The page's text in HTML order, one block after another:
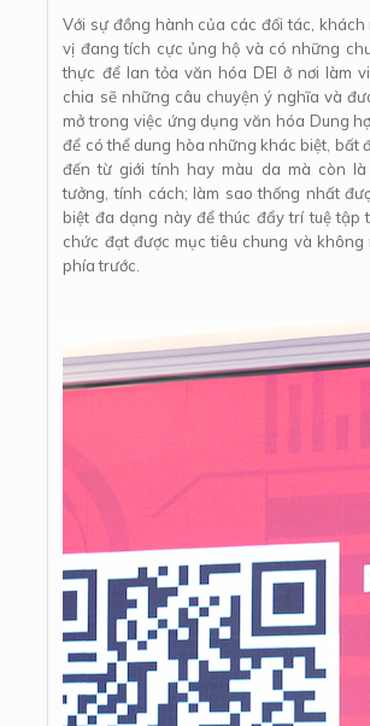
Với sự đồng hành của các đối tác, khách
vị đang tích cực ủng hộ và có những
thực để lan tỏa văn hóa DEI ở nơi làm
chia sẽ những câu chuyện ý nghĩa và
mở trong việc ứng dụng văn hóa Dung
để có thể dung hòa những khác biệt, bất
đến từ giới tính hay màu da mà còn
tưởng, tính cách; làm sao thống nhất
biệt đa dạng này để thúc đẩy trí tuệ tập
chức đạt được mục tiêu chung và không
phía trước.